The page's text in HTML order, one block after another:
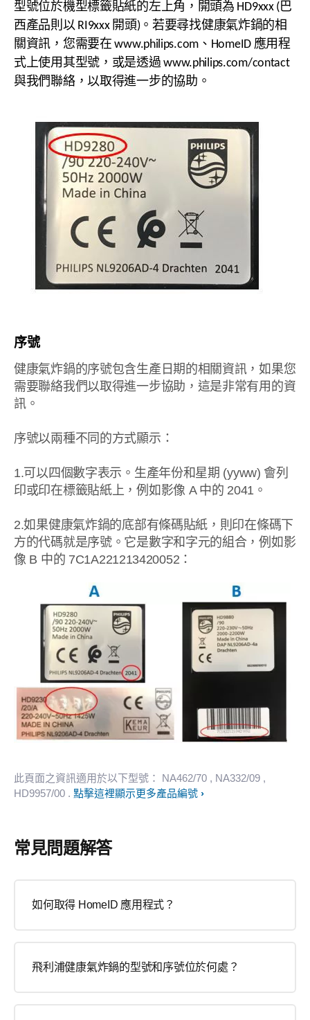
型號位於機型標籤貼紙的左上角，開頭為 HD9xxx (巴
西產品則以 RI9xxx 開頭)。若要尋找健康氣炸鍋的相
關資訊，您需要在 www.philips.com、HomeID 應用程
式上使用其型號，或是透過 www.philips.com/contact
與我們聯絡，以取得進一步的協助。
序號
健康氣炸鍋的序號包含生產日期的相關資訊，如果您
需要聯絡我們以取得進一步協助，這是非常有用的資
訊。
序號以兩種不同的方式顯示：
1.可以四個數字表示。生產年份和星期 (yyww) 會列
印或印在標籤貼紙上，例如影像 A 中的 2041。
2.如果健康氣炸鍋的底部有條碼貼紙，則印在條碼下
方的代碼就是序號。它是數字和字元的組合，例如影
像 B 中的 7C1A221213420052：
此頁面之資訊適用於以下型號： NA462/70 , NA332/09 ,
HD9957/00 . 點擊這裡顯示更多產品編號
常見問題解答
如何取得 HomeID 應用程式？
飛利浦健康氣炸鍋的型號和序號位於何處？